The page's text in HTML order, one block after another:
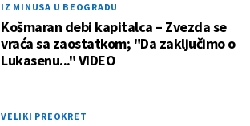
IZ MINUSA U BEOGRADU
Košmaran debi kapitalca – Zvezda se
vraća sa zaostatkom; "Da zaključimo o
Lukasenu..." VIDEO
VELIKI PREOKRET